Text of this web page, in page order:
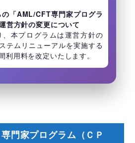
「AML/CFT専門家プログラ
営方針の変更について
本プログラムは運営方針の
テムリニューアルを実施する
利用料を改定いたします。
門家プログラム（ＣＰ